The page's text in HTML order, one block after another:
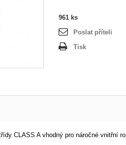
961 ks
Poslat příteli
Tisk
CLASS A vhodný pro náročné vnitřní